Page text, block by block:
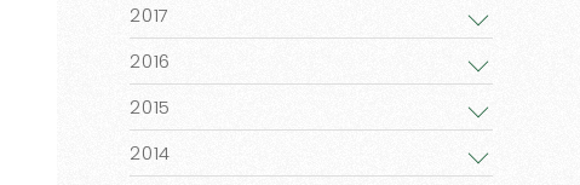
2017
2016
2015
2014